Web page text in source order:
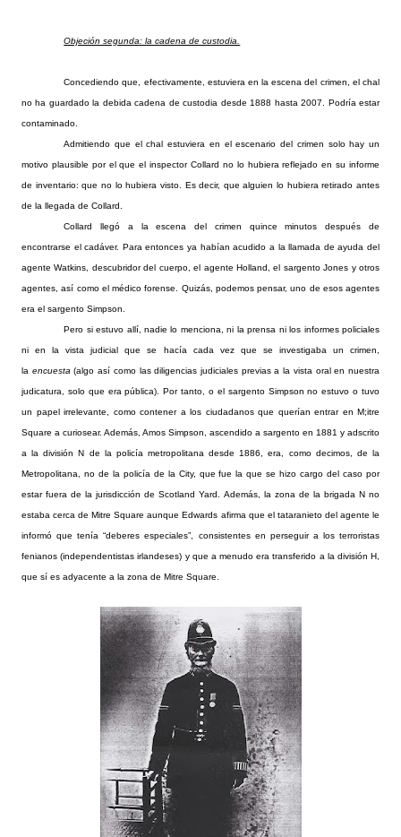
Objeción segunda: la cadena de custodia.
Concediendo que, efectivamente, estuviera en la escena del crimen, el chal
no ha guardado la debida cadena de custodia desde 1888 hasta 2007. Podría estar
contaminado.
Admitiendo que el chal estuviera en el escenario del crimen solo hay un
motivo plausible por el que el inspector Collard no lo hubiera reflejado en su informe
de inventario: que no lo hubiera visto. Es decir, que alguien lo hubiera retirado antes
de la llegada de Collard.
Collard llegó a la escena del crimen quince minutos después de
encontrarse el cadáver. Para entonces ya habían acudido a la llamada de ayuda del
agente Watkins, descubridor del cuerpo, el agente Holland, el sargento Jones y otros
agentes, así como el médico forense. Quizás, podemos pensar, uno de esos agentes
era el sargento Simpson.
Pero si estuvo allí, nadie lo menciona, ni la prensa ni los informes policiales
ni en la vista judicial que se hacía cada vez que se investigaba un crimen,
la encuesta (algo así como las diligencias judiciales previas a la vista oral en nuestra
judicatura, solo que era pública). Por tanto, o el sargento Simpson no estuvo o tuvo
un papel irrelevante, como contener a los ciudadanos que querían entrar en M;itre
Square a curiosear. Además, Amos Simpson, ascendido a sargento en 1881 y adscrito
a la división N de la policía metropolitana desde 1886, era, como decimos, de la
Metropolitana, no de la policía de la City, que fue la que se hizo cargo del caso por
estar fuera de la jurisdicción de Scotland Yard. Además, la zona de la brigada N no
estaba cerca de Mitre Square aunque Edwards afirma que el tataranieto del agente le
informó que tenía “deberes especiales”, consistentes en perseguir a los terroristas
fenianos (independentistas irlandeses) y que a menudo era transferido a la división H,
que sí es adyacente a la zona de Mitre Square.